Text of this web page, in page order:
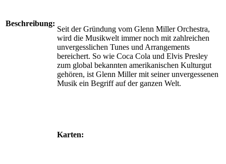
Beschreibung:
Seit der Gründung vom Glenn Miller Orchestra,
wird die Musikwelt immer noch mit zahlreichen
unvergesslichen Tunes und Arrangements
bereichert. So wie Coca Cola und Elvis Presley
zum global bekannten amerikanischen Kulturgut
gehören, ist Glenn Miller mit seiner unvergessenen
Musik ein Begriff auf der ganzen Welt.
Karten: